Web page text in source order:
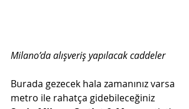
Milano’da alışveriş yapılacak caddeler
Burada gezecek hala zamanınız varsa
metro ile rahatça gidebileceğiniz